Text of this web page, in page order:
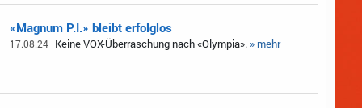
«Magnum P.I.» bleibt erfolglos
17.08.24 Keine VOX-Überraschung nach «Olympia». » mehr